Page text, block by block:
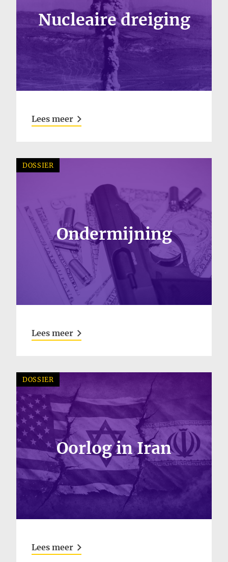
Nucleaire dreiging
Lees meer
DOSSIER
Ondermijning
Lees meer
DOSSIER
Oorlog in Iran
Lees meer